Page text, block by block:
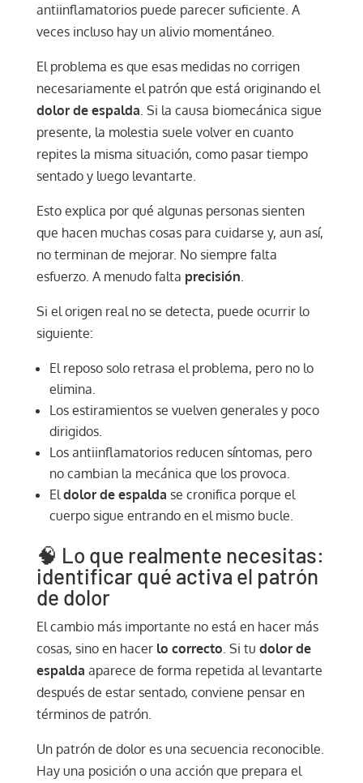
antiinflamatorios puede parecer suficiente. A
veces incluso hay un alivio momentáneo.
El problema es que esas medidas no corrigen
necesariamente el patrón que está originando el
dolor de espalda . Si la causa biomecánica sigue
presente, la molestia suele volver en cuanto
repites la misma situación, como pasar tiempo
sentado y luego levantarte.
Esto explica por qué algunas personas sienten
que hacen muchas cosas para cuidarse y, aun así,
no terminan de mejorar. No siempre falta
esfuerzo. A menudo falta precisión
Si el origen real no se detecta, puede ocurrir lo
siguiente:
El reposo solo retrasa el problema, pero no lo
elimina.
Los estiramientos se vuelven generales y poco
dirigidos.
Los antiinflamatorios reducen síntomas, pero
no cambian la mecánica que los provoca.
El dolor de espalda se cronifica porque el
cuerpo sigue entrando en el mismo bucle.
🧠 Lo que realmente necesitas:
identificar qué activa el patrón
de dolor
El cambio más importante no está en hacer más
cosas, sino en hacer lo correcto . Si tu dolor de
espalda aparece de forma repetida al levantarte
después de estar sentado, conviene pensar en
términos de patrón.
Un patrón de dolor es una secuencia reconocible.
Hay una posición o una acción que prepara el